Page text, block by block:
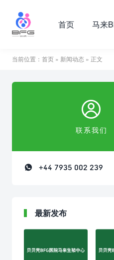
首页 马来
当前位置： 首页 » 新闻动态 » 正文

联系我们
 +44 7935 002 239
最新发布